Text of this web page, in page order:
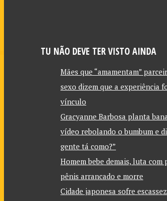
TU NÃO DEVE TER VISTO AINDA
Mães que “amamentam”
sexo dizem que a experiência
vínculo
Gracyanne Barbosa planta
vídeo rebolando o bumbum e
gente tá como?”
Homem bebe demais, luta com
pênis arrancado e morre
Cidade japonesa sofre